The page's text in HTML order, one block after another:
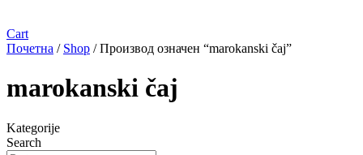
Cart
Почетна / Shop / Производ oзначен “marokanski čaj”
marokanski čaj
Kategorije
Search